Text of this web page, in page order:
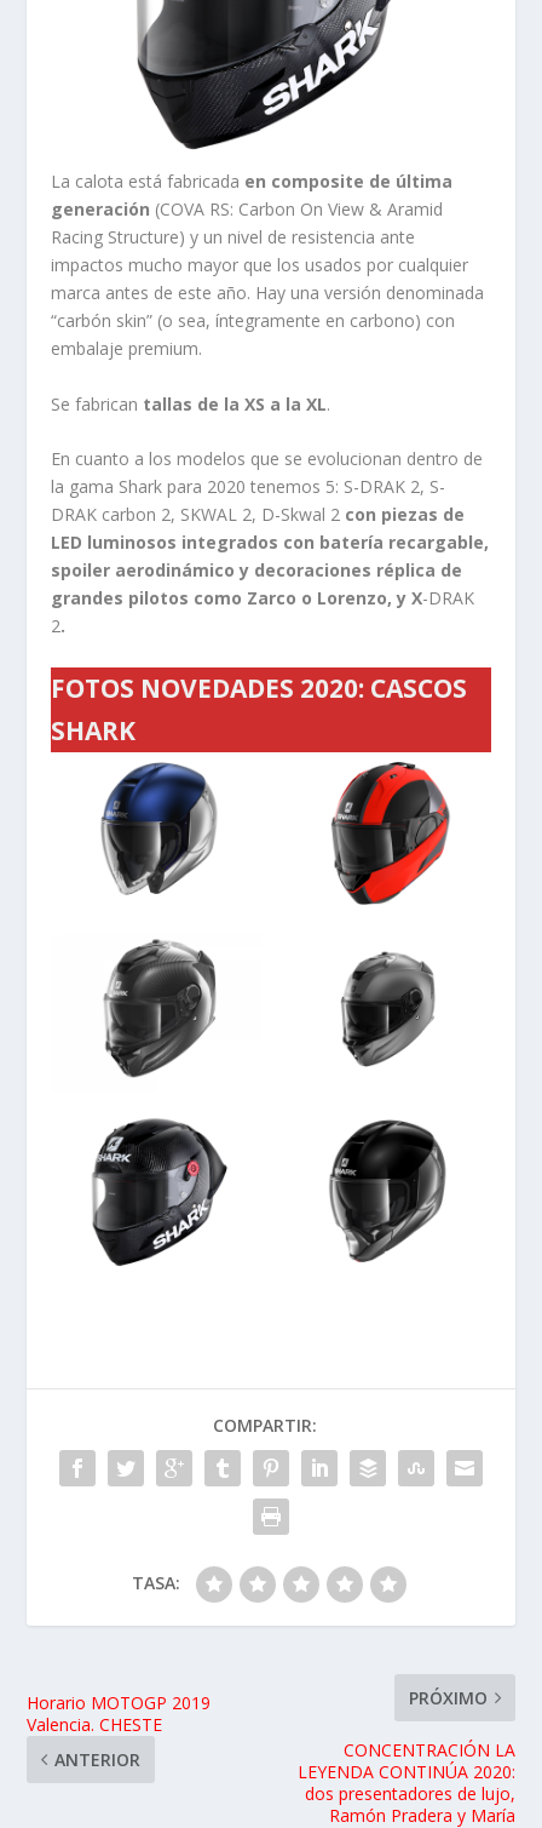
La calota está fabricada en composite de última
generación (COVA RS: Carbon On View & Aramid
Racing Structure) y un nivel de resistencia ante
impactos mucho mayor que los usados por cualquier
marca antes de este año. Hay una versión denominada
“carbón skin” (o sea, íntegramente en carbono) con
embalaje premium.
Se fabrican tallas de la XS a la XL.
En cuanto a los modelos que se evolucionan dentro de
la gama Shark para 2020 tenemos 5: S-DRAK 2, S-
DRAK carbon 2, SKWAL 2, D-Skwal 2 con piezas de
LED luminosos integrados con batería recargable,
spoiler aerodinámico y decoraciones réplica de
grandes pilotos como Zarco o Lorenzo, y X-DRAK
2.
FOTOS NOVEDADES 2020: CASCOS
SHARK
COMPARTIR:
TASA:
Horario MOTOGP 2019
Valencia. CHESTE
ANTERIOR
PRÓXIMO
CONCENTRACIÓN LA
LEYENDA CONTINÚA 2020:
dos presentadores de lujo,
Ramón Pradera y María